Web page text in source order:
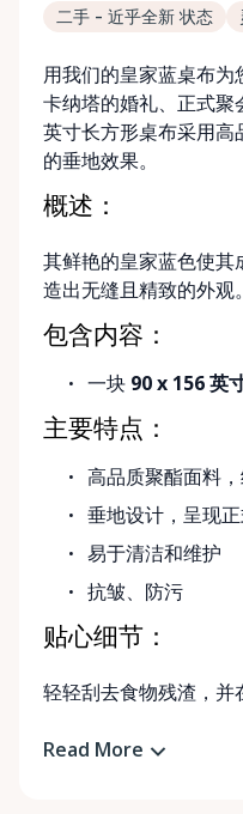
二手 - 近乎全新 状态
用我们的皇家蓝桌布
卡纳塔的婚礼、正式聚
英寸长方形桌布采用
的垂地效果。
概述：
其鲜艳的皇家蓝色使
造出无缝且精致的外观。
包含内容：
一块 90 x 156 英
主要特点：
高品质聚酯面料
垂地设计，呈现
易于清洁和维护
抗皱、防污
贴心细节：
轻轻刮去食物残渣，并
Read More